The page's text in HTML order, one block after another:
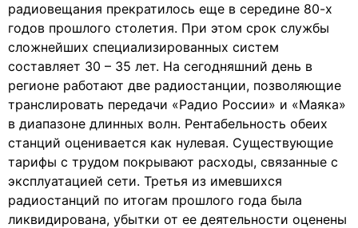
радиовещания прекратилось еще в середине 80-х
годов прошлого столетия. При этом срок службы
сложнейших специализированных систем
составляет 30 – 35 лет. На сегодняшний день в
регионе работают две радиостанции, позволяющие
транслировать передачи «Радио России» и «Маяка»
в диапазоне длинных волн. Рентабельность обеих
станций оценивается как нулевая. Существующие
тарифы с трудом покрывают расходы, связанные с
эксплуатацией сети. Третья из имевшихся
радиостанций по итогам прошлого года была
ликвидирована, убытки от ее деятельности оценены